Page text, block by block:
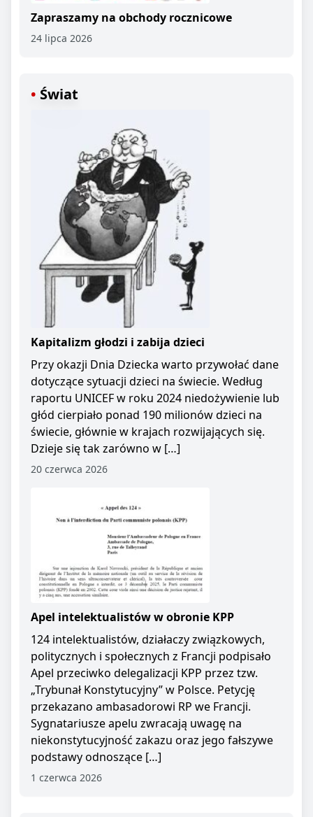
Zapraszamy na obchody rocznicowe
24 lipca 2026
Świat
Kapitalizm głodzi i zabija dzieci
Przy okazji Dnia Dziecka warto przywołać dane
dotyczące sytuacji dzieci na świecie. Według
raportu UNICEF w roku 2024 niedożywienie lub
głód cierpiało ponad 190 milionów dzieci na
świecie, głównie w krajach rozwijających się.
Dzieje się tak zarówno w […]
20 czerwca 2026
Apel intelektualistów w obronie KPP
124 intelektualistów, działaczy związkowych,
politycznych i społecznych z Francji podpisało
Apel przeciwko delegalizacji KPP przez tzw.
„Trybunał Konstytucyjny” w Polsce. Petycję
przekazano ambasadorowi RP we Francji.
Sygnatariusze apelu zwracają uwagę na
niekonstytucyjność zakazu oraz jego fałszywe
podstawy odnoszące […]
1 czerwca 2026